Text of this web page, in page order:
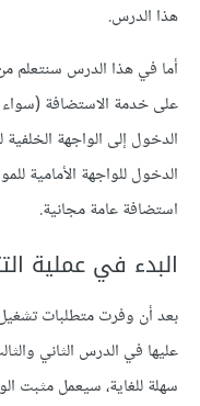
هذا الدرس.
على خدمة الاستضافة (سواء
الدخول إلى الواجهة
الدخول للواجهة الأمامية
استضافة عامة مجانية.
البدء في عملية
بعد أن وفرت متطلبات
عليها في الدرس الثاني
سهلة للغاية، سيعمل مثبت